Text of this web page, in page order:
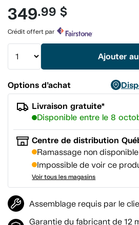
vers
la
349.99 $
Crédit offert par
Ajouter
Options d’achat
Livraison gratuite*
Disponible entre le 8
Centre de distribution
Ramassage non disponible
Impossible de voir ce
Voir tous les magasins
Assemblage requis par le
Garantie du fabricant de 12